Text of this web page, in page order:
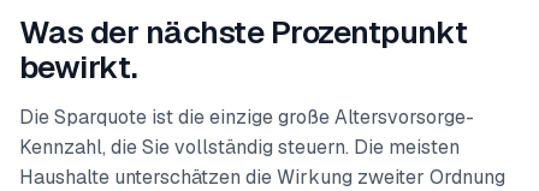
Was der nächste Prozentpunkt
bewirkt.
Die Sparquote ist die einzige große Altersvorsorge-
Kennzahl, die Sie vollständig steuern. Die meisten
Haushalte unterschätzen die Wirkung zweiter Ordnung